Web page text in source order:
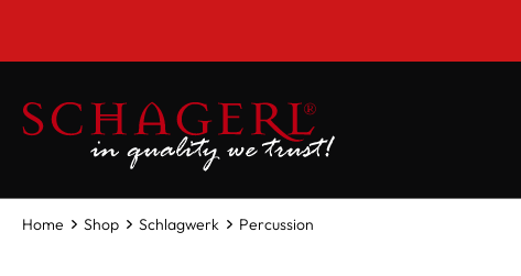
Home Shop Schlagwerk Percussion